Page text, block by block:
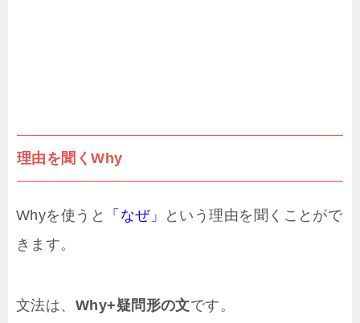
理由を聞くWhy
Whyを使うと 「なぜ」
という理由を聞くことがで
きます。
文法は、 Why+疑問形の文です。